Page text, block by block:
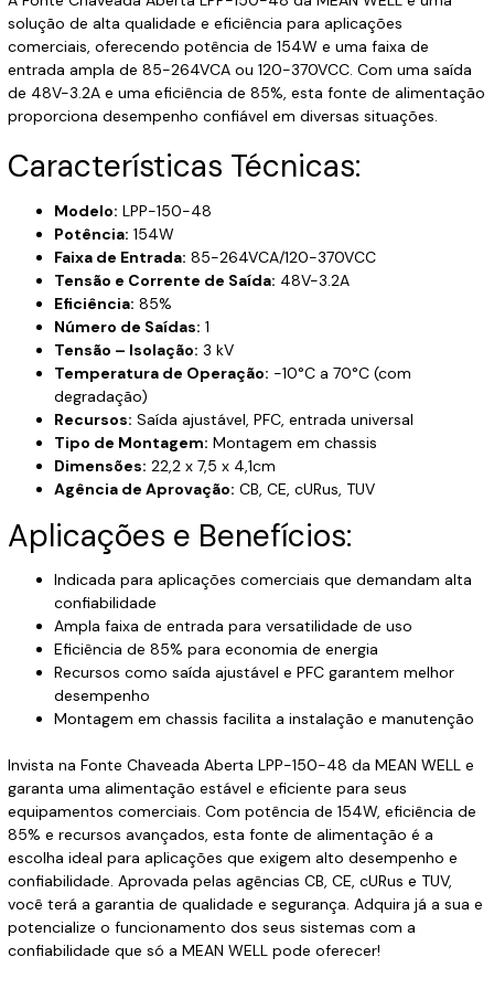
solução de alta qualidade e eficiência para aplicações
comerciais, oferecendo potência de 154W e uma faixa de
entrada ampla de 85-264VCA ou 120-370VCC. Com uma saída
de 48V-3.2A e uma eficiência de 85%, esta fonte de alimentação
proporciona desempenho confiável em diversas situações.
Características Técnicas:
Modelo: LPP-150-48
Potência: 154W
Faixa de Entrada: 85-264VCA/120-370VCC
Tensão e Corrente de Saída: 48V-3.2A
Eficiência: 85%
Número de Saídas: 1
Tensão – Isolação: 3 kV
Temperatura de Operação: -10°C a 70°C (com
degradação)
Recursos: Saída ajustável, PFC, entrada universal
Tipo de Montagem: Montagem em chassis
Dimensões: 22,2 x 7,5 x 4,1cm
Agência de Aprovação: CB, CE, cURus, TUV
Aplicações e Benefícios:
Indicada para aplicações comerciais que demandam alta
confiabilidade
Ampla faixa de entrada para versatilidade de uso
Eficiência de 85% para economia de energia
Recursos como saída ajustável e PFC garantem melhor
desempenho
Montagem em chassis facilita a instalação e manutenção
Invista na Fonte Chaveada Aberta LPP-150-48 da MEAN WELL e
garanta uma alimentação estável e eficiente para seus
equipamentos comerciais. Com potência de 154W, eficiência de
85% e recursos avançados, esta fonte de alimentação é a
escolha ideal para aplicações que exigem alto desempenho e
confiabilidade. Aprovada pelas agências CB, CE, cURus e TUV,
você terá a garantia de qualidade e segurança. Adquira já a sua e
potencialize o funcionamento dos seus sistemas com a
confiabilidade que só a MEAN WELL pode oferecer!